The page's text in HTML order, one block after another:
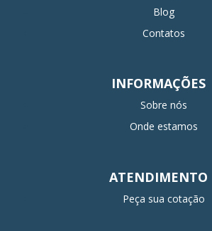
Blog
Contatos
INFORMAÇÕES
Sobre nós
Onde estamos
ATENDIMENTO
Peça sua cotação